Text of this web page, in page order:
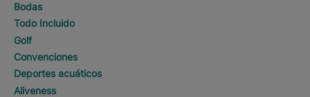
Bodas
Todo Incluido
Golf
Convenciones
Deportes acuáticos
Aliveness